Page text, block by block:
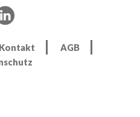
Kontakt
AGB